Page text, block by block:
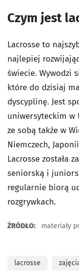
Czym jest
Lacrosse to
najlepiej
świecie. Wywodzi
które do dzisiaj
dyscyplinę. Jest
uniwersyteckim w
ze sobą także w
Niemczech,
Lacrosse została
seniorską i
regularnie biorą
rozgrywkach.
ŹRÓDŁO: materiały
lacrosse